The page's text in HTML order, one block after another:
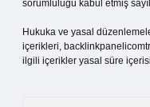
sorumluluğu kabul etmiş
Hukuka ve yasal
içerikleri,
ilgili içerikler yasal süre